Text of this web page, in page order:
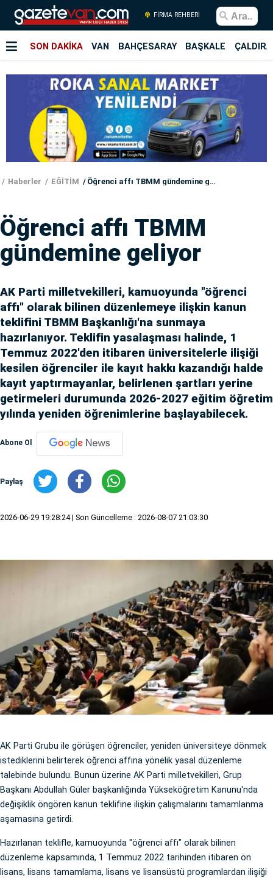
FİRMA REHBERİ
SON DAKİKA VAN BAHÇESARAY BAŞKALE
Haberler EĞİTİM Öğrenci affı TBMM gündemine geliyor
Öğrenci affı TBMM
gündemine geliyor
AK Parti milletvekilleri, kamuoyunda "öğrenci
affı" olarak bilinen düzenlemeye ilişkin kanun
teklifini TBMM Başkanlığı'na sunmaya
hazırlanıyor. Teklifin yasalaşması halinde, 1
Temmuz 2022'den itibaren üniversitelerle ilişiği
kesilen öğrenciler ile kayıt hakkı kazandığı halde
kayıt yaptırmayanlar, belirlenen şartları yerine
getirmeleri durumunda 2026-2027 eğitim öğretim
yılında yeniden öğrenimlerine başlayabilecek.
Abone Ol
Paylaş
2026-06-29 19:28:24 | Son Güncelleme : 2026-08-07 21:03:30
AK Parti Grubu ile görüşen öğrenciler, yeniden üniversiteye dönmek
istediklerini belirterek öğrenci affına yönelik yasal düzenleme
talebinde bulundu. Bunun üzerine AK Parti milletvekilleri, Grup
Başkanı Abdullah Güler başkanlığında Yükseköğretim Kanunu'nda
değişiklik öngören kanun teklifine ilişkin çalışmalarını tamamlanma
aşamasına getirdi.
Hazırlanan teklifle, kamuoyunda "öğrenci affı" olarak bilinen
düzenleme kapsamında, 1 Temmuz 2022 tarihinden itibaren ön
lisans, lisans tamamlama, lisans ve lisansüstü programlardan ilişiği